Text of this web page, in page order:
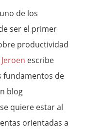
de los
ser el primer
productividad
Jeroen escribe
fundamentos de
blog
quiere estar al
orientadas a